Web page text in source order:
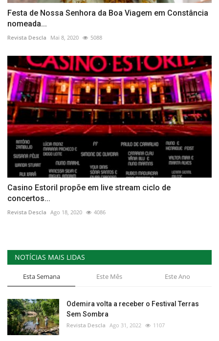
Festa de Nossa Senhora da Boa Viagem em Constância
nomeada...
Revista Descla Mai 8, 2020 5088
Casino Estoril propõe em live stream ciclo de
concertos...
Revista Descla Ago 18, 2020 4086
NOTÍCIAS MAIS LIDAS
Esta Semana Este Mês Este Ano
Odemira volta a receber o Festival Terras
Sem Sombra
Revista Descla Ago 31, 2022 1107